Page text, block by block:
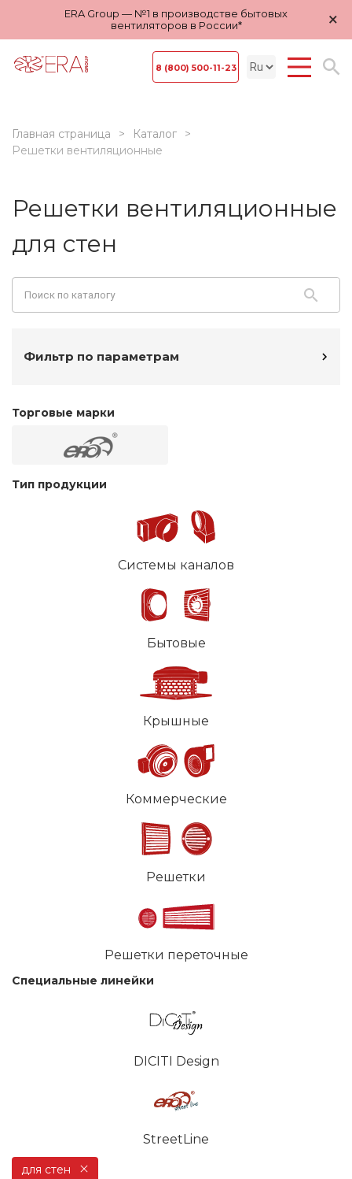
ERA Group — №1 в производстве бытовых
вентиляторов в России*
×
8 (800) 500-11-23
Главная страница
Каталог
Решетки вентиляционные
Решетки вентиляционные
для стен
Фильтр по параметрам
Торговые марки
Тип продукции
Системы каналов
Бытовые
Крышные
Коммерческие
Решетки
Решетки переточные
Специальные линейки
DICITI Design
StreetLine
для стен